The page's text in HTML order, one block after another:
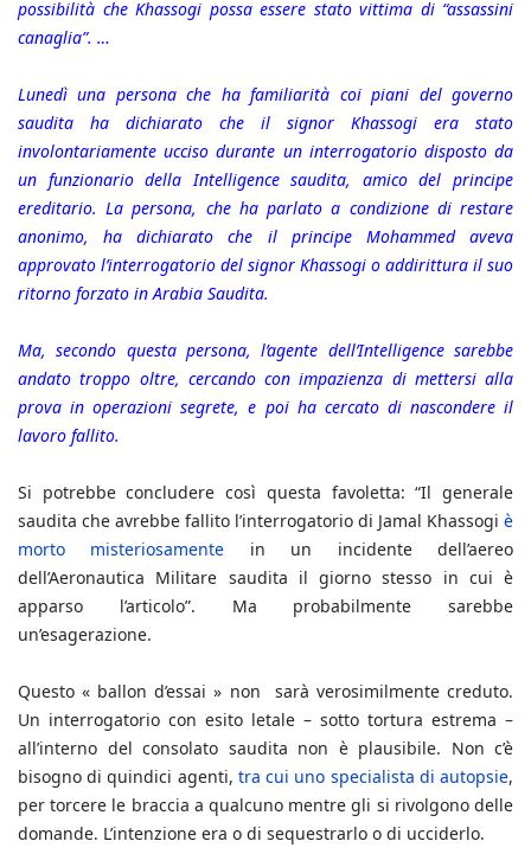
possibilità che Khassogi possa essere stato vittima di “assassini
canaglia”. …
Lunedì una persona che ha familiarità coi piani del governo
saudita ha dichiarato che il signor Khassogi era stato
involontariamente ucciso durante un interrogatorio disposto da
un funzionario della Intelligence saudita, amico del principe
ereditario. La persona, che ha parlato a condizione di restare
anonimo, ha dichiarato che il principe Mohammed aveva
approvato l’interrogatorio del signor Khassogi o addirittura il suo
ritorno forzato in Arabia Saudita.
Ma, secondo questa persona, l’agente dell’Intelligence sarebbe
andato troppo oltre, cercando con impazienza di mettersi alla
prova in operazioni segrete, e poi ha cercato di nascondere il
lavoro fallito.
Si potrebbe concludere così questa favoletta: “Il generale
saudita che avrebbe fallito l’interrogatorio di Jamal Khassogi è
morto misteriosamente in un incidente dell’aereo
dell’Aeronautica Militare saudita il giorno stesso in cui è
apparso l’articolo”. Ma probabilmente sarebbe
un’esagerazione.
Questo « ballon d’essai » non sarà verosimilmente creduto.
Un interrogatorio con esito letale – sotto tortura estrema –
all’interno del consolato saudita non è plausibile. Non c’è
bisogno di quindici agenti, tra cui uno specialista di autopsie,
per torcere le braccia a qualcuno mentre gli si rivolgono delle
domande. L’intenzione era o di sequestrarlo o di ucciderlo.